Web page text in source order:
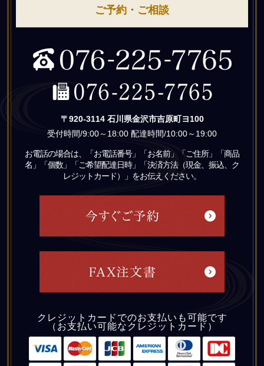
ご予約・ご相談
〒920-3114 石川県金沢市吉原町ヨ100
受付時間/9:00～18:00 配達時間/10:00～19:00
お電話の場合は、「お電話番号」「お名前」「ご住所」「商品
名」「個数」「ご希望配達日時」「決済方法（現金、振込、ク
レジットカード）」をお伝えください。
クレジットカードでのお支払いも可能です
（お支払い可能なクレジットカード）